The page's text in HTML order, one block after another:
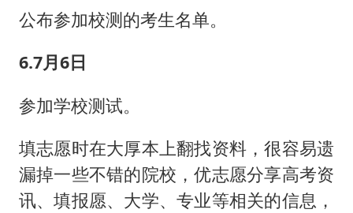
公布参加校测的考生名单。
6.7月6日
参加学校测试。
填志愿时在大厚本上翻找资料，很容易遗
漏掉一些不错的院校，优志愿分享高考资
讯、填报愿、大学、专业等相关的信息，